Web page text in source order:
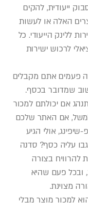
ייעודית, להקים
האלה או לעשות
ללינק הייעודי. כל
לרכוש ישירות
פעמים אתם מקבלים
שמדובר בכסף.
אם יכולתם למכור
אם האתר שלכם
אולי הגיע
עליה כסף? סדנה
להרוויח בצורה
פעם שהיא
מצוינת.
למכור מוצר מבלי